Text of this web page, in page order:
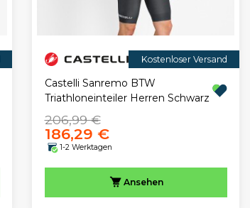
Kostenloser Versand
Castelli Sanremo BTW
Triathloneinteiler Herren Schwarz
206,99 €
186,29 €
1-2 Werktagen
Ansehen